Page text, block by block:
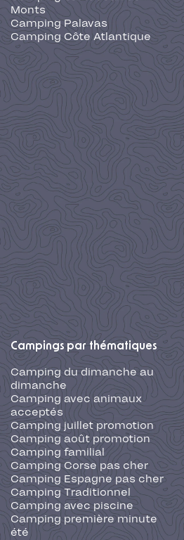
Monts
Camping Palavas
Camping Côte Atlantique
Campings par thématiques
Camping du dimanche au
dimanche
Camping avec animaux
acceptés
Camping juillet promotion
Camping août promotion
Camping familial
Camping Corse pas cher
Camping Espagne pas cher
Camping Traditionnel
Camping avec piscine
Camping première minute
été